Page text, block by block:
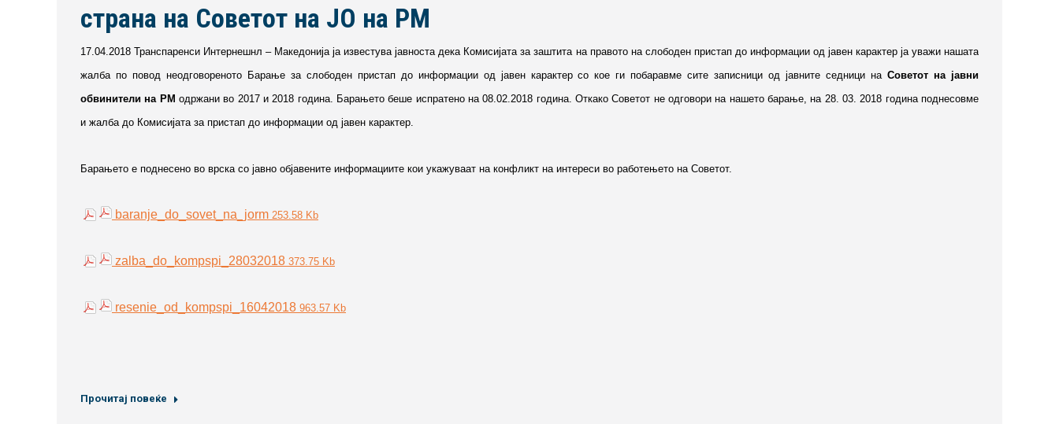
страна на Советот на ЈО на РМ
17.04.2018 Транспаренси Интернешнл – Македонија ја известува јавноста дека Комисијата за заштита на правото на слободен пристап до информации од јавен карактер ја уважи нашата
жалба по повод неодговореното Барање за слободен пристап до информации од јавен карактер со кое ги побаравме сите записници од јавните седници наСоветот на јавни
обвинители на РМ одржани во 2017 и 2018 година. Барањето беше испратено на 08.02.2018 година. Откако Советот не одговори на нашето барање, на 28. 03. 2018 година поднесовме
и жалба до Комисијата за пристап до информации од јавен карактер.
Барањето е поднесено во врска со јавно објавените информациите кои укажуваат на конфликт на интереси во работењето на Советот.
baranje_do_sovet_na_jorm 253.58 Kb
zalba_do_kompspi_28032018 373.75 Kb
resenie_od_kompspi_16042018 963.57 Kb
Прочитај повеќе